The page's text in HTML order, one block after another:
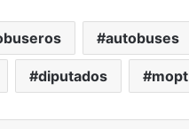
autobuses
diputados mopt